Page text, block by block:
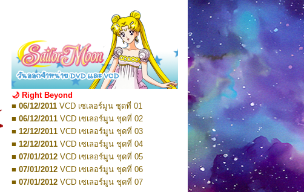
Pretty Guardian Sailor Moon Eternal
Pretty Guardian Sailor Moon Eternal
Edition 10
■ TBA 2026Code Name: Sailor V 1
■ TBA 2026Code Name: Sailor V 2
VCD เซเลอร์มูน คริสตัล VOL.9
VCD เซเลอร์มูน คริสตัล VOL.10
■ 10/08/2016
VCD เซเลอร์มูน คริสตัล VOL.11
■ 10/08/2016VCD เซเลอร์มูน คริสตัล VOL.12
■ 17/08/2016VCD เซเลอร์มูน คริสตัล VOL.13
■ 26/05/2016 DVD เซเลอร์มูน คริสตัล VOL.1
■ 08/07/2016DVD เซเลอร์มูน คริสตัล VOL.2
■ 19/08/2016 DVD เซเลอร์มูน คริสตัล VOL.3
■ 08/09/2016 DVD เซเลอร์มูน คริสตัล VOL.4
■ 07/10/2016 DVD เซเลอร์มูน คริสตัล VOL.5
■ 28/10/2016 DVD เซเลอร์มูน คริสตัล VOL.6
■ 17/11/2016DVD เซเลอร์มูน คริสตัล VOL.7
■ 17/11/2016DVD เซเลอร์มูน คริสตัล VOL.8
■ 01/01/2017 DVD เซเลอร์มูน คริสตัล Box-Set
🌙 Right Beyond
■ 06/12/2011 VCD เซเลอร์มูน ชุดที่ 01
■ 06/12/2011 VCD เซเลอร์มูน ชุดที่ 02
■ 12/12/2011 VCD เซเลอร์มูน ชุดที่ 03
■ 12/12/2011 VCD เซเลอร์มูน ชุดที่ 04
■ 07/01/2012 VCD เซเลอร์มูน ชุดที่ 05
■ 07/01/2012 VCD เซเลอร์มูน ชุดที่ 06
■ 07/01/2012 VCD เซเลอร์มูน ชุดที่ 07